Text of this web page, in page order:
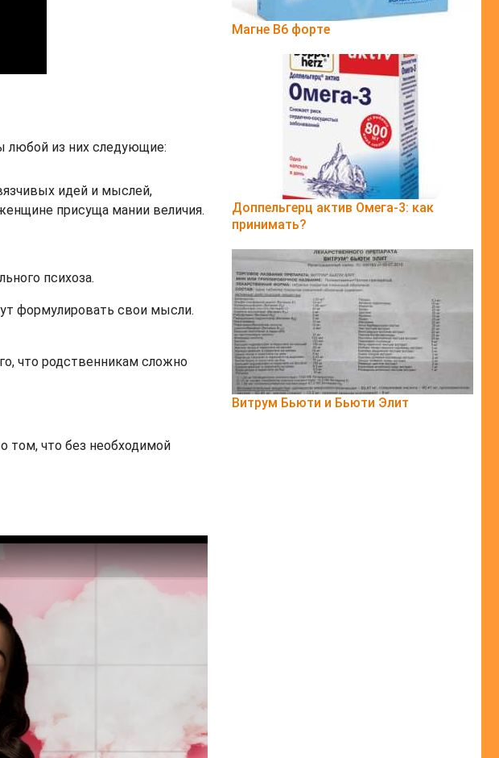
любой из них следующие:
идей и мыслей,
присуща мании величия.
психоза.
формулировать свои мысли.
что родственникам сложно
том, что без необходимой
Магне B6 форте
Доппельгерц актив Омега-3: как
принимать?
Витрум Бьюти и Бьюти Элит